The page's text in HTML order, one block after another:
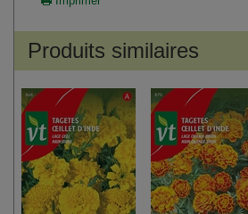
Produits similaires